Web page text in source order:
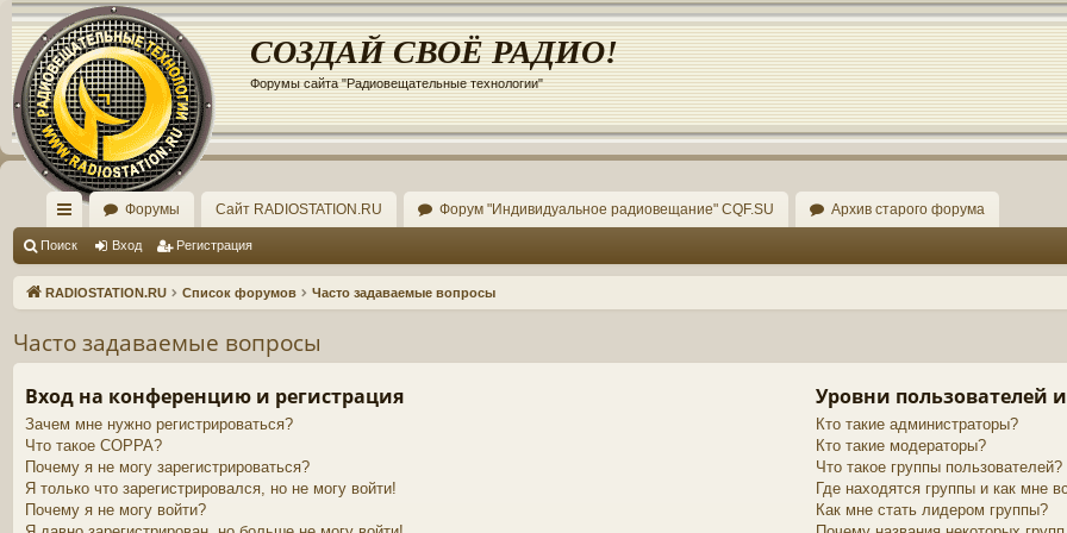
Регистрация
СОЗДАЙ СВОЁ РАДИО!
Форумы сайта "Радиовещательные технологии"
с
ы
и
Форумы Сайт RADIOSTATION.RU Форум "Индивидуальное радиовещание" CQF.SU Архив старого форума
Поиск Вход Регистрация
RADIOSTATION.RU Список форумов Часто задаваемые вопросы
Часто задаваемые вопросы
Вход на конференцию и регистрация
Зачем мне нужно регистрироваться?
Что такое COPPA?
Почему я не могу зарегистрироваться?
Я только что зарегистрировался, но не могу войти!
Почему я не могу войти?
Уровни пользователей
Кто такие администраторы?
Кто такие модераторы?
Что такое группы пользователей?
Где находятся группы и как мне
Как мне стать лидером группы?